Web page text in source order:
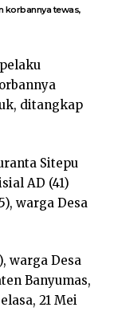
korbannya tewas,
ditangkap
Sitepu
AD (41)
warga Desa
warga Desa
Banyumas,
21 Mei